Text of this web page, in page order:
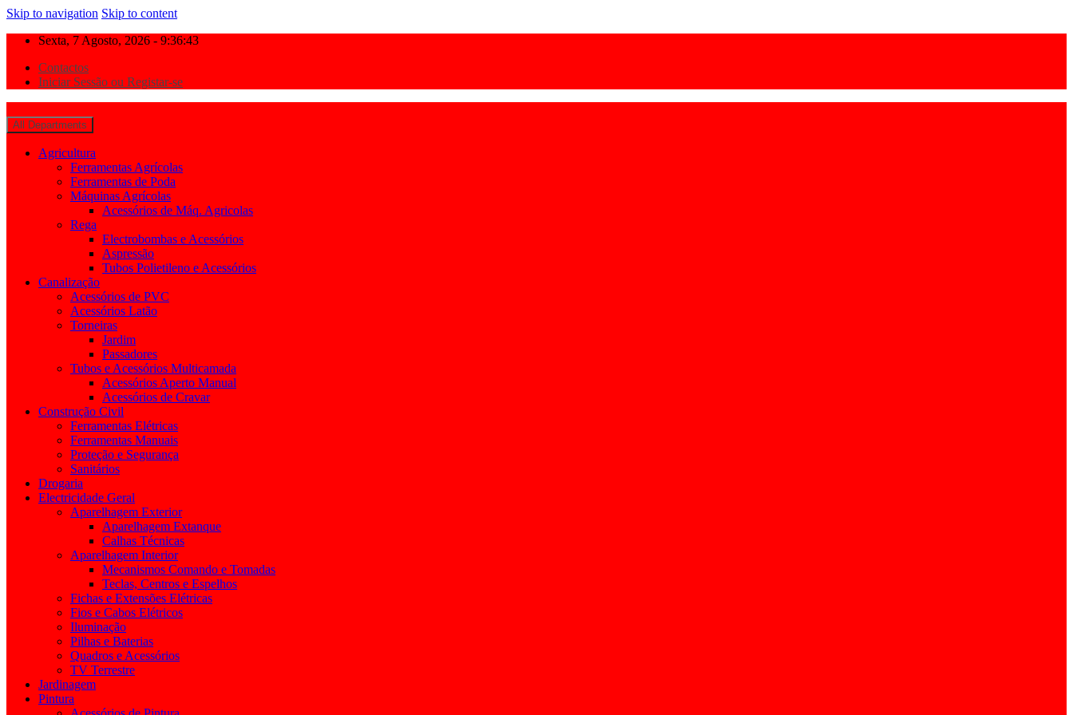
Skip to navigation Skip to content
Sexta, 7 Agosto, 2026 - 9:36:44
Contactos
Iniciar Sessão ou Registar-se
All Departments
Agricultura
Ferramentas Agrícolas
Ferramentas de Poda
Máquinas Agrícolas
Acessórios de Máq. Agricolas
Rega
Electrobombas e Acessórios
Aspressão
Tubos Polietileno e Acessórios
Canalização
Acessórios de PVC
Acessórios Latão
Torneiras
Jardim
Passadores
Tubos e Acessórios Multicamada
Acessórios Aperto Manual
Acessórios de Cravar
Construção Civil
Ferramentas Elétricas
Ferramentas Manuais
Proteção e Segurança
Sanitários
Drogaria
Electricidade Geral
Aparelhagem Exterior
Aparelhagem Extanque
Calhas Técnicas
Aparelhagem Interior
Mecanismos Comando e Tomadas
Teclas, Centros e Espelhos
Fichas e Extensões Elétricas
Fios e Cabos Elétricos
Iluminação
Pilhas e Baterias
Quadros e Acessórios
TV Terrestre
Jardinagem
Pintura